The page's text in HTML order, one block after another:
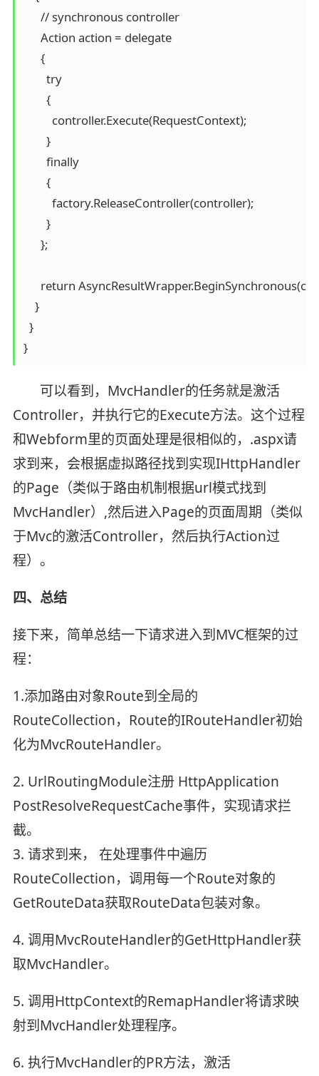
      // synchronous controller
      Action action = delegate
      {
        try
        {
          controller.Execute(RequestContext);
        }
        finally
        {
          factory.ReleaseController(controller);
        }
      };
return
    }
  }
}
可以看到，MvcHandler的任务就是激活
Controller，并执行它的Execute方法。这个过程
和Webform里的页面处理是很相似的，.aspx请
求到来，会根据虚拟路径找到实现IHttpHandler
的Page（类似于路由机制根据url模式找到
MvcHandler）,然后进入Page的页面周期（类似
于Mvc的激活Controller，然后执行Action过
程）。
四、总结
接下来，简单总结一下请求进入到MVC框架的过
程：
1.添加路由对象Route到全局的
RouteCollection，Route的IRouteHandler初始
化为MvcRouteHandler。
2. UrlRoutingModule注册 HttpApplication
PostResolveRequestCache事件，实现请求拦
截。
3. 请求到来， 在处理事件中遍历
RouteCollection，调用每一个Route对象的
GetRouteData获取RouteData包装对象。
4. 调用MvcRouteHandler的GetHttpHandler获
取MvcHandler。
5. 调用HttpContext的RemapHandler将请求映
射到MvcHandler处理程序。
6. 执行MvcHandler的PR方法，激活